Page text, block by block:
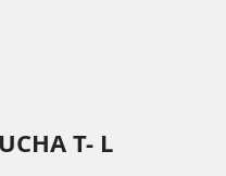
T- L